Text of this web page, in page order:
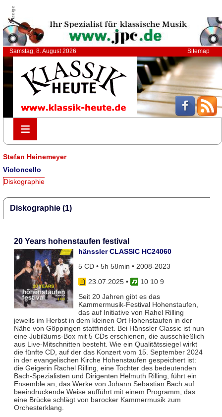
Anzeige
Samstag, 8. August 2026 Sitemap
≡
≡
Stefan Heinemeyer
Violoncello
Diskographie
Diskographie (1)
20 Years hohenstaufen festival
hänssler CLASSIC HC24060
5 CD • 5h 58min • 2008-2023
23.07.2025•
10 10 9
Seit 20 Jahren gibt es das
Kammermusik-Festival Hohenstaufen,
das auf Initiative von Rahel Rilling
jeweils im Herbst in dem kleinen Ort Hohenstaufen in der
Nähe von Göppingen stattfindet. Bei Hänssler Classic ist nun
eine Jubiläums-Box mit 5 CDs erschienen, die ausschließlich
aus Live-Mitschnitten besteht. Wie ein Qualitätssiegel wirkt
die fünfte CD, auf der das Konzert vom 15. September 2024
in der evangelischen Kirche Hohenstaufen gespeichert ist:
die Geigerin Rachel Rilling, eine Tochter des bedeutenden
Bach-Spezialisten und Dirigenten Helmuth Rilling, führt ein
Ensemble an, das Werke von Johann Sebastian Bach auf
beeindruckende Weise aufführt mit einem Programm, das
eine Brücke schlägt von barocker Kammermusik zum
Orchesterklang.